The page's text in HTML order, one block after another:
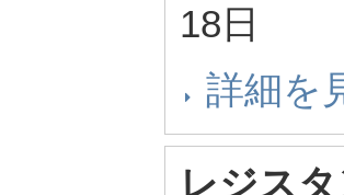
18日
詳細を
レジス